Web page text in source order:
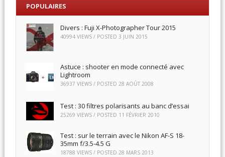
POPULAIRES
Divers : Fuji X-Photographer Tour 2015
40994 VIEWS / POSTED 3 JUIN 2015
Astuce : shooter en mode connecté avec
Lightroom
36937 VIEWS / POSTED 28 AOÛT 2008
Test : 30 filtres polarisants au banc d’essai
25269 VIEWS / POSTED 11 FÉVRIER 2010
Test : sur le terrain avec le Nikon AF-S 18-
35mm f/3.5-4.5 G
18788 VIEWS / POSTED 28 MARS 2013